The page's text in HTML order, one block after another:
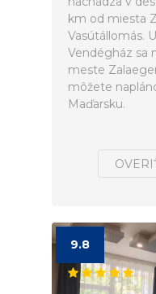
km od miesta
Vasútállomás.
Vendégház sa
meste
môžete
Maďarsku.
9.8